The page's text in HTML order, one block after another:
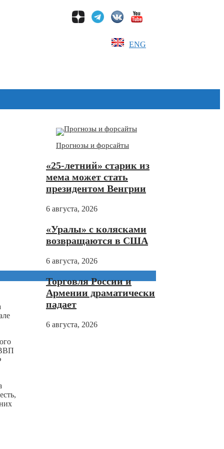
ENG
Прогнозы и форсайты
«25-летний» старик из
мема может стать
президентом Венгрии
6 августа, 2026
«Уралы» с колясками
возвращаются в США
6 августа, 2026
Торговля России и
Армении драматически
падает
6 августа, 2026